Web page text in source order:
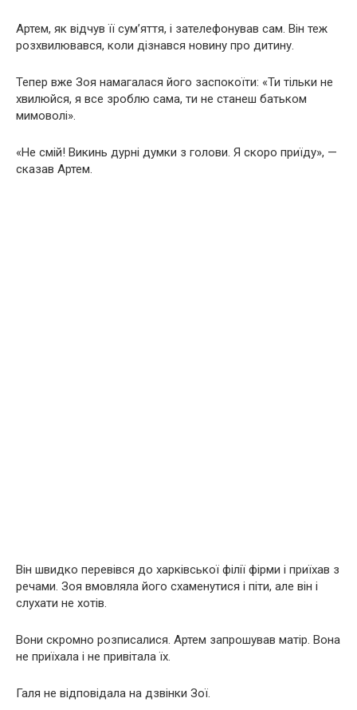
Артем, як відчув її сум’яття, і зателефонував сам. Він теж
розхвилювався, коли дізнався новину про дитину.
Тепер вже Зоя намагалася його заспокоїти: «Ти тільки не
хвилюйся, я все зроблю сама, ти не станеш батьком
мимоволі».
«Не смій! Викинь дурні думки з голови. Я скоро приїду», —
сказав Артем.
Він швидко перевівся до харківської філії фірми і приїхав з
речами. Зоя вмовляла його схаменутися і піти, але він і
слухати не хотів.
Вони скромно розписалися. Артем запрошував матір. Вона
не приїхала і не привітала їх.
Галя не відповідала на дзвінки Зої.